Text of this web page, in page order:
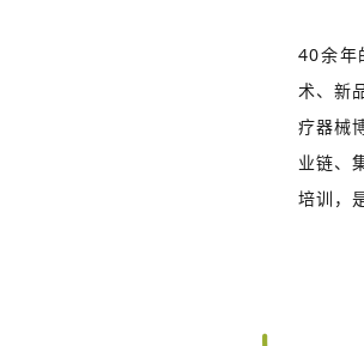
40余年
术、新
疗器械
业链、
培训，